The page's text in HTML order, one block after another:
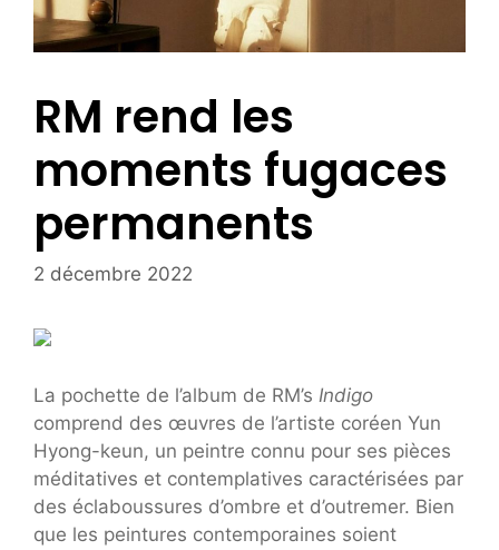
RM rend les
moments fugaces
permanents
2 décembre 2022
La pochette de l’album de RM’s Indigo
comprend des œuvres de l’artiste coréen Yun
Hyong-keun, un peintre connu pour ses pièces
méditatives et contemplatives caractérisées par
des éclaboussures d’ombre et d’outremer. Bien
que les peintures contemporaines soient